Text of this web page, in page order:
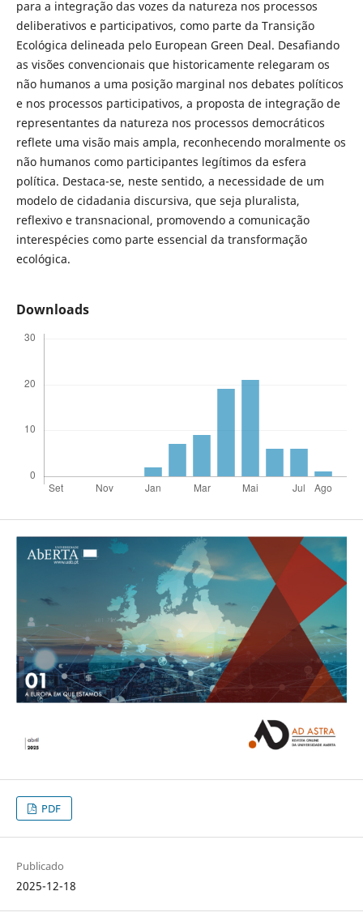
para a integração das vozes da natureza nos processos
deliberativos e participativos, como parte da Transição
Ecológica delineada pelo European Green Deal. Desafiando
as visões convencionais que historicamente relegaram os
não humanos a uma posição marginal nos debates políticos
e nos processos participativos, a proposta de integração de
representantes da natureza nos processos democráticos
reflete uma visão mais ampla, reconhecendo moralmente os
não humanos como participantes legítimos da esfera
política. Destaca-se, neste sentido, a necessidade de um
modelo de cidadania discursiva, que seja pluralista,
reflexivo e transnacional, promovendo a comunicação
interespécies como parte essencial da transformação
ecológica.
Downloads
PDF
Publicado
2025-12-18